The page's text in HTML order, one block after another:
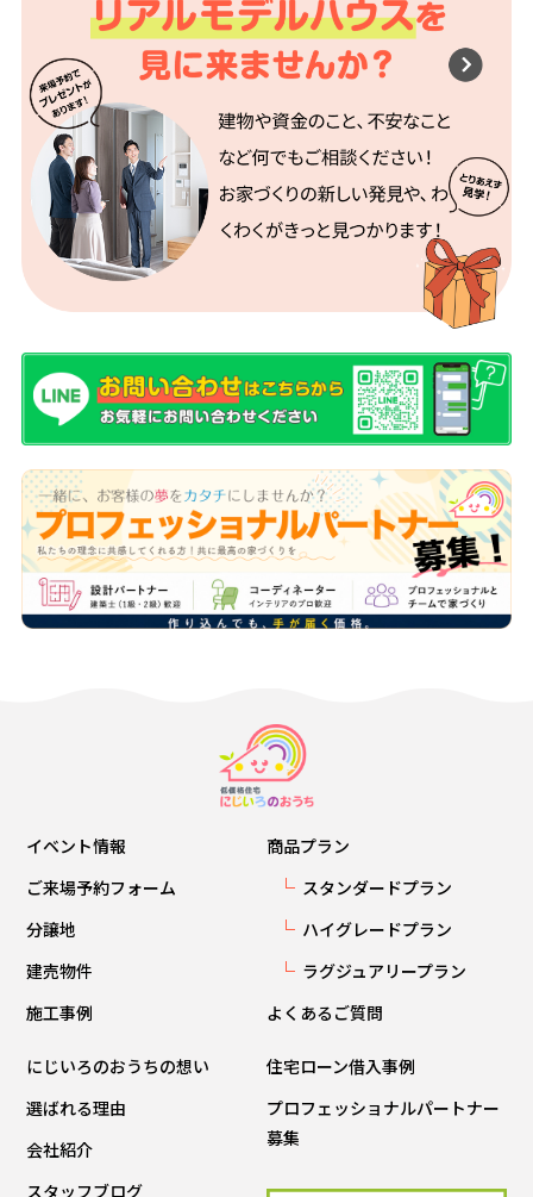
イベント情報
ご来場予約フォーム
分譲地
建売物件
施工事例
商品プラン
スタンダードプラン
ハイグレードプラン
ラグジュアリープラン
よくあるご質問
にじいろのおうちの想い
選ばれる理由
会社紹介
スタッフブログ
住宅ローン借入事例
プロフェッショナルパートナー
募集